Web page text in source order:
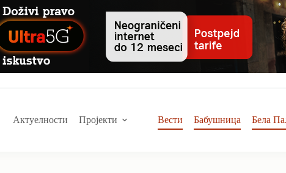
Актуелности Пројекти Вести Бабушница Бела